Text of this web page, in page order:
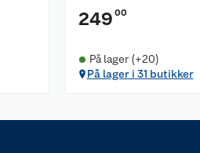
249 00
På lager (+20)
På lager i 31 butikker